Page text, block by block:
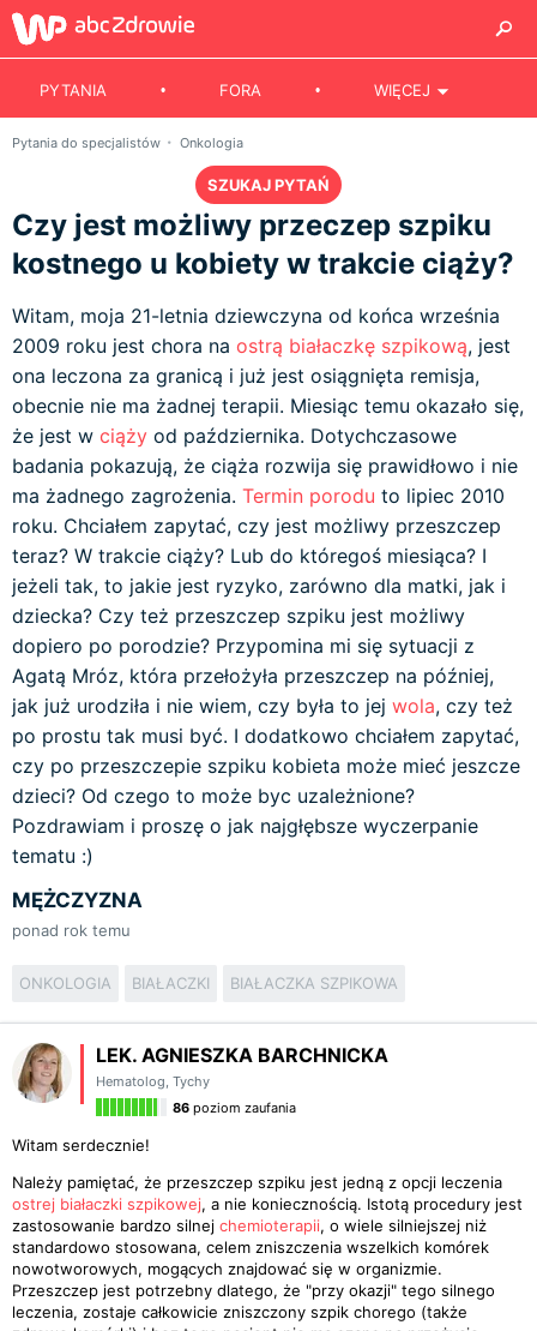
PYTANIA FORA WIĘCEJ
Pytania do specjalistów Onkologia
SZUKAJ PYTAŃ
Czy jest możliwy przeczep szpiku
kostnego u kobiety w trakcie ciąży?
Witam, moja 21-letnia dziewczyna od końca września
2009 roku jest chora na ostrą białaczkę szpikową, jest
ona leczona za granicą i już jest osiągnięta remisja,
obecnie nie ma żadnej terapii. Miesiąc temu okazało się,
że jest w ciąży od października. Dotychczasowe
badania pokazują, że ciąża rozwija się prawidłowo i nie
ma żadnego zagrożenia. Termin porodu to lipiec 2010
roku. Chciałem zapytać, czy jest możliwy przeszczep
teraz? W trakcie ciąży? Lub do któregoś miesiąca? I
jeżeli tak, to jakie jest ryzyko, zarówno dla matki, jak i
dziecka? Czy też przeszczep szpiku jest możliwy
dopiero po porodzie? Przypomina mi się sytuacji z
Agatą Mróz, która przełożyła przeszczep na później,
jak już urodziła i nie wiem, czy była to jej wola, czy też
po prostu tak musi być. I dodatkowo chciałem zapytać,
czy po przeszczepie szpiku kobieta może mieć jeszcze
dzieci? Od czego to może byc uzależnione?
Pozdrawiam i proszę o jak najgłębsze wyczerpanie
tematu :)
MĘŻCZYZNA
ponad rok temu
ONKOLOGIA BIAŁACZKI BIAŁACZKA SZPIKOWA
LEK. AGNIESZKA BARCHNICKA
Hematolog, Tychy
86 poziom zaufania
Witam serdecznie!
Należy pamiętać, że przeszczep szpiku jest jedną z opcji leczenia
ostrej białaczki szpikowej, a nie koniecznością. Istotą procedury jest
zastosowanie bardzo silnej chemioterapii, o wiele silniejszej niż
standardowo stosowana, celem zniszczenia wszelkich komórek
nowotworowych, mogących znajdować się w organizmie.
Przeszczep jest potrzebny dlatego, że "przy okazji" tego silnego
leczenia, zostaje całkowicie zniszczony szpik chorego (także